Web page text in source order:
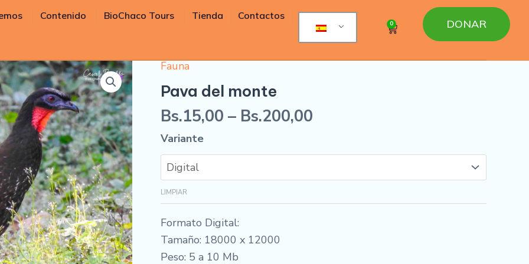
Contenido BioChaco Tours Tienda Contactos
0 Cart DONAR
Fauna
Pava del monte
Bs.15,00 – Bs.200,00
Variante
LIMPIAR
Formato Digital:
Tamaño: 18000 x 12000
Peso: 5 a 10 Mb
Pava
del
cantidad